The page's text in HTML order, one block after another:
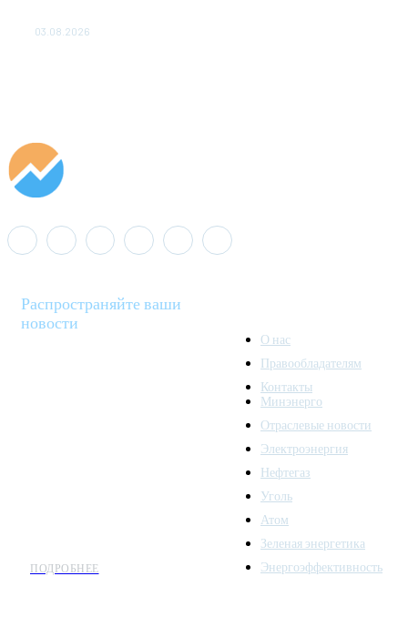
03.08.2026
Распространяйте ваши
новости
ПОДРОБНЕЕ
О нас
Правообладателям
Контакты
Минэнерго
Отраслевые новости
Электроэнергия
Нефтегаз
Уголь
Атом
Зеленая энергетика
Энергоэффективность